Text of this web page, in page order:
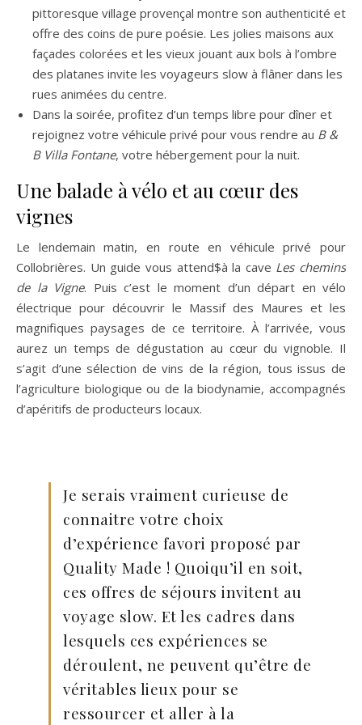
pittoresque village provençal montre son authenticité et
offre des coins de pure poésie. Les jolies maisons aux
façades colorées et les vieux jouant aux bols à l’ombre
des platanes invite les voyageurs slow à flâner dans les
rues animées du centre.
Dans la soirée, profitez d’un temps libre pour dîner et
rejoignez votre véhicule privé pour vous rendre au B &
B Villa Fontane, votre hébergement pour la nuit.
Une balade à vélo et au cœur des
vignes
Le lendemain matin, en route en véhicule privé pour
Collobrières. Un guide vous attend$à la cave Les chemins
de la Vigne. Puis c’est le moment d’un départ en vélo
électrique pour découvrir le Massif des Maures et les
magnifiques paysages de ce territoire. À l’arrivée, vous
aurez un temps de dégustation au cœur du vignoble. Il
s’agit d’une sélection de vins de la région, tous issus de
l’agriculture biologique ou de la biodynamie, accompagnés
d’apéritifs de producteurs locaux.
Je serais vraiment curieuse de
connaitre votre choix
d’expérience favori proposé par
Quality Made ! Quoiqu’il en soit,
ces offres de séjours invitent au
voyage slow. Et les cadres dans
lesquels ces expériences se
déroulent, ne peuvent qu’être de
véritables lieux pour se
ressourcer et aller à la